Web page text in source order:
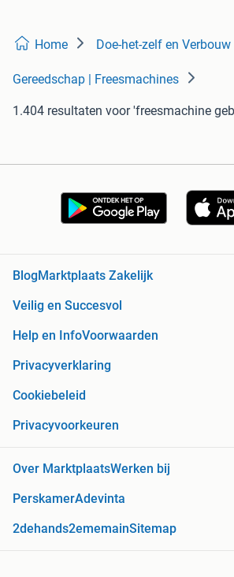
Home Doe-het-zelf en Verbouw
Gereedschap | Freesmachines
1.404 resultaten voor 'freesmachine
Blog Marktplaats Zakelijk
Veilig en Succesvol
Help en InfoVoorwaarden
Privacyverklaring
Cookiebeleid
Privacyvoorkeuren
Over MarktplaatsWerken bij
PerskamerAdevinta
2dehands2ememainSitemap